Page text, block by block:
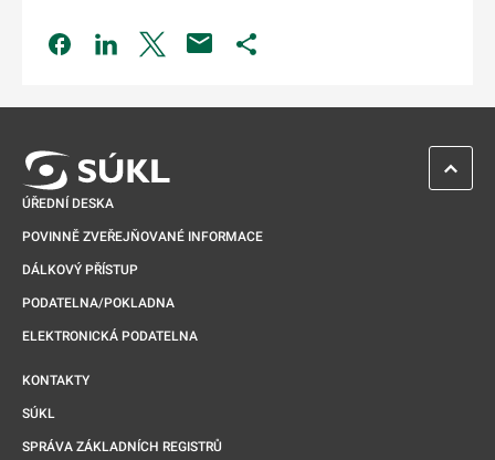
Odkaz se otevře na nové kartě
Odkaz se otevře na nové kartě
Odkaz se otevře na nové kartě
ÚŘEDNÍ DESKA
POVINNĚ ZVEŘEJŇOVANÉ INFORMACE
DÁLKOVÝ PŘÍSTUP
PODATELNA/POKLADNA
ELEKTRONICKÁ PODATELNA
KONTAKTY
SÚKL
SPRÁVA ZÁKLADNÍCH REGISTRŮ
ZPĚT